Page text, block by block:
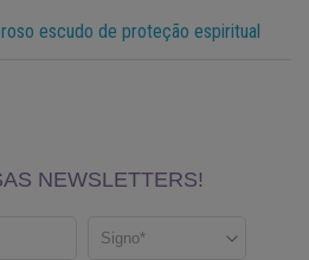
escudo de proteção espiritual